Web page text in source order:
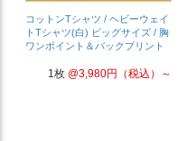
コットンTシャツ / ヘビーウェイ
トTシャツ(白) ビッグサイズ / 胸
ワンポイント＆バックプリント
1枚 @3,980円 （税込）～